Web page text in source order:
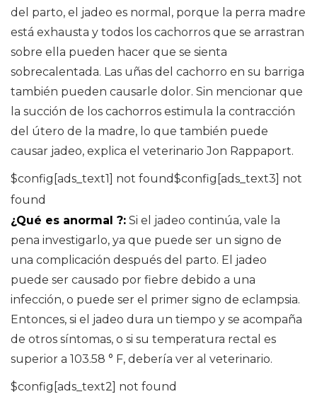
del parto, el jadeo es normal, porque la perra madre
está exhausta y todos los cachorros que se arrastran
sobre ella pueden hacer que se sienta
sobrecalentada. Las uñas del cachorro en su barriga
también pueden causarle dolor. Sin mencionar que
la succión de los cachorros estimula la contracción
del útero de la madre, lo que también puede
causar jadeo, explica el veterinario Jon Rappaport.
$config[ads_text1] not found$config[ads_text3] not
found
¿Qué es anormal ?: Si el jadeo continúa, vale la
pena investigarlo, ya que puede ser un signo de
una complicación después del parto. El jadeo
puede ser causado por fiebre debido a una
infección, o puede ser el primer signo de eclampsia.
Entonces, si el jadeo dura un tiempo y se acompaña
de otros síntomas, o si su temperatura rectal es
superior a 103.58 ° F, debería ver al veterinario.
$config[ads_text2] not found